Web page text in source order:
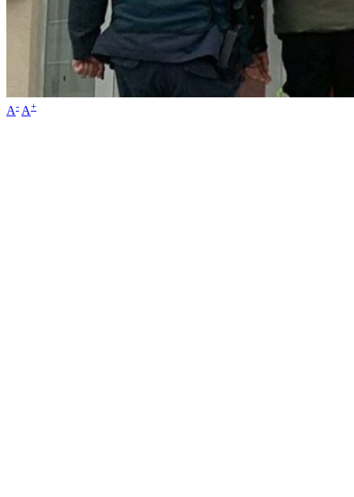
A- A+